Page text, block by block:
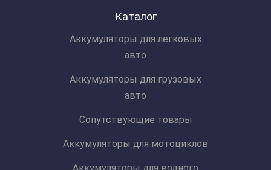
Каталог
Аккумуляторы для легковых
авто
Аккумуляторы для грузовых
авто
Сопутствующие товары
Аккумуляторы для мотоциклов